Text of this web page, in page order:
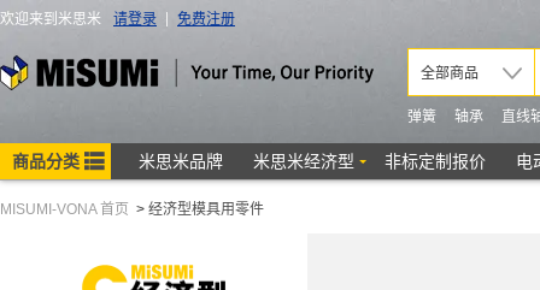
MISUMI-VONA 首页 > 经济型模具用零件